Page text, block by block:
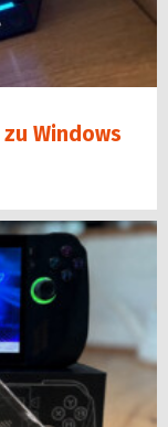
Windows